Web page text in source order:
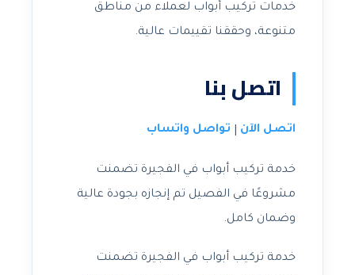
خدمات تركيب أبواب لعملاء من مناطق
متنوعة، وحققنا تقييمات عالية.
اتصل بنا
اتصل الآن تواصل واتساب
خدمة تركيب أبواب في الفجيرة تضمنت
مشروعًا في الفصيل تم إنجازه بجودة عالية
وضمان كامل.
خدمة تركيب أبواب في الفجيرة تضمنت